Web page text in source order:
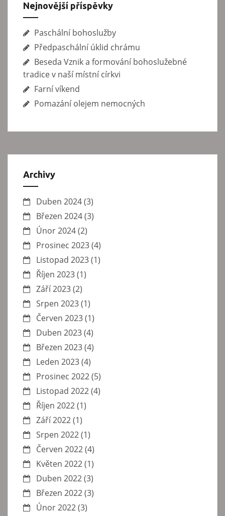
Nejnovější příspěvky
Paschální bohoslužby
Předpaschální úklid chrámu
Beseda Vznik a formování bohoslužebné
tradice v naší místní církvi
Farní víkend
Pomazání olejem nemocných
Archivy
Duben 2024(3)
Březen 2024(3)
Únor 2024(2)
Prosinec 2023(4)
Listopad 2023(1)
Říjen 2023(1)
Září 2023(2)
Srpen 2023(1)
Červen 2023(1)
Duben 2023(4)
Březen 2023(4)
Leden 2023(4)
Prosinec 2022(5)
Listopad 2022(4)
Říjen 2022(1)
Září 2022(1)
Srpen 2022(1)
Červen 2022(4)
Květen 2022(1)
Duben 2022(3)
Březen 2022(3)
Únor 2022(3)